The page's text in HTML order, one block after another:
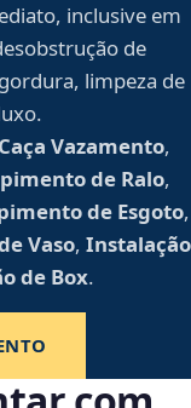
inclusive em
de
limpeza de
Caça Vazamento,
de Ralo,
de Esgoto,
Vaso, Instalação
de Box.